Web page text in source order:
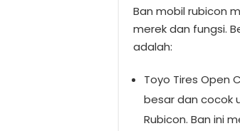
Ban mobil rubicon
merek dan fungsi.
adalah:
Toyo Tires Open
besar dan cocok
Rubicon. Ban ini